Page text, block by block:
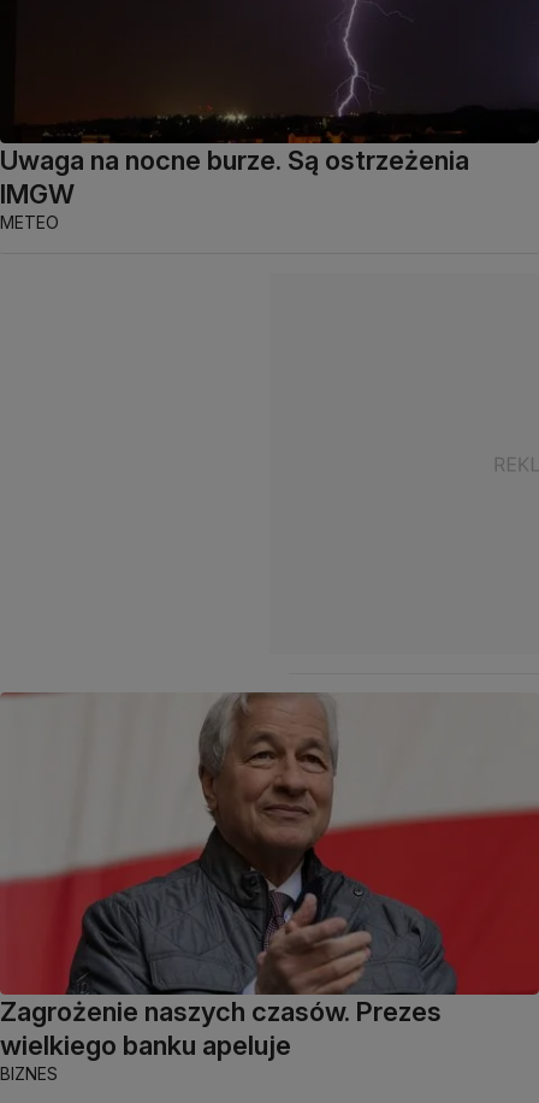
Uwaga na nocne burze. Są ostrzeżenia
IMGW
METEO
Zagrożenie naszych czasów. Prezes
wielkiego banku apeluje
BIZNES